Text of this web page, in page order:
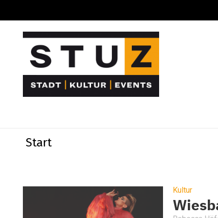
Start
Kultur